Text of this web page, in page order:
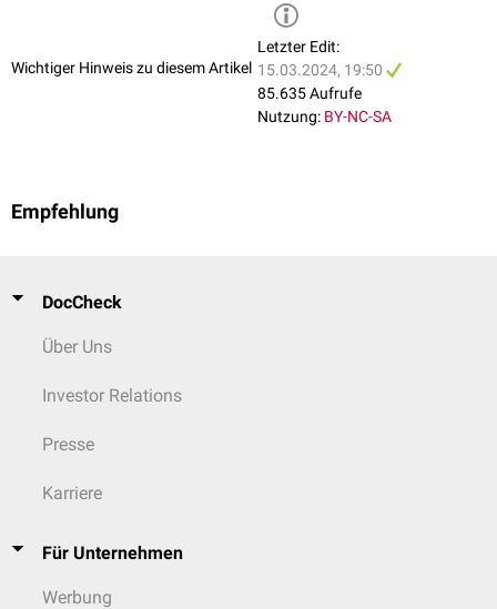
Wichtiger Hinweis zu diesem Artikel
Letzter Edit:
15.03.2024, 19:50
85.635 Aufrufe
Nutzung: BY-NC-SA
Empfehlung
DocCheck
Über Uns
Investor Relations
Presse
Karriere
Für Unternehmen
Werbung